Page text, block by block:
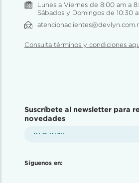
Lunes a Viernes de 8:00 am a
Sábados y Domingos de 10:30
Consulta términos y condiciones
Suscríbete al newsletter para
novedades
Síguenos en: